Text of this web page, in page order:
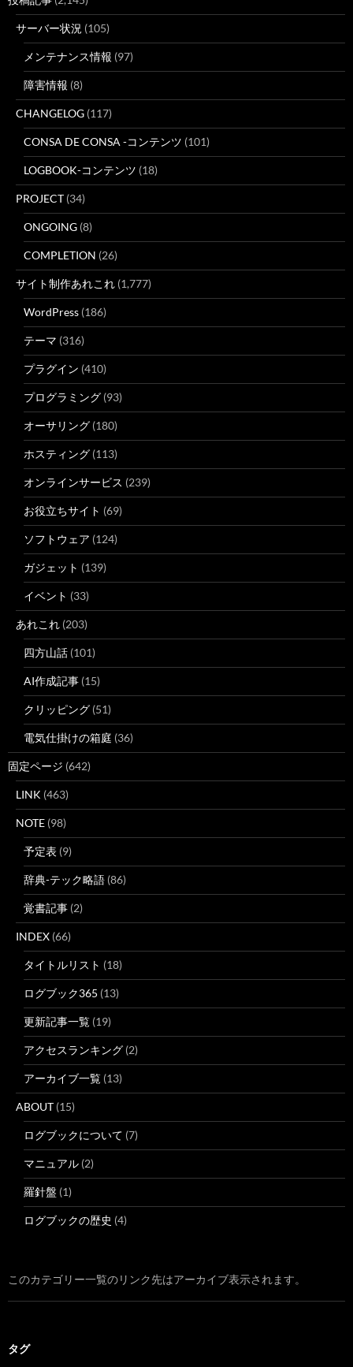
サーバー状況 (105)
メンテナンス情報 (97)
障害情報 (8)
CHANGELOG (117)
CONSA DE CONSA -コンテンツ (101)
LOGBOOK-コンテンツ (18)
PROJECT (34)
ONGOING (8)
COMPLETION (26)
サイト制作あれこれ (1,777)
WordPress (186)
テーマ (316)
プラグイン (410)
プログラミング (93)
オーサリング (180)
ホスティング (113)
オンラインサービス (239)
お役立ちサイト (69)
ソフトウェア (124)
ガジェット (139)
イベント (33)
あれこれ (203)
四方山話 (101)
AI作成記事 (15)
クリッピング (51)
電気仕掛けの箱庭 (36)
固定ページ (642)
LINK (463)
NOTE (98)
予定表 (9)
辞典-テック略語 (86)
覚書記事 (2)
INDEX (66)
タイトルリスト (18)
ログブック365 (13)
更新記事一覧 (19)
アクセスランキング (2)
アーカイブ一覧 (13)
ABOUT (15)
ログブックについて (7)
マニュアル (2)
羅針盤 (1)
ログブックの歴史 (4)
このカテゴリー一覧のリンク先はアーカイブ表示されます。
タグ